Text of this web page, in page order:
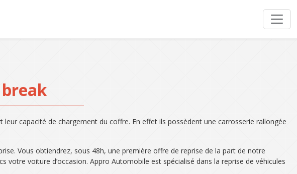
capacité de chargement du coffre. En effet ils possèdent une carrosserie rallongée
Vous obtiendrez, sous 48h, une première offre de reprise de la part de notre
voiture d’occasion. Appro Automobile est spécialisé dans la reprise de véhicules